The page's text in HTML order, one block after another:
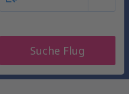
Suche Flug